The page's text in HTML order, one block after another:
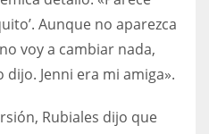
Aunque no aparezca
voy a cambiar nada,
Jenni era mi amiga».
Rubiales dijo que